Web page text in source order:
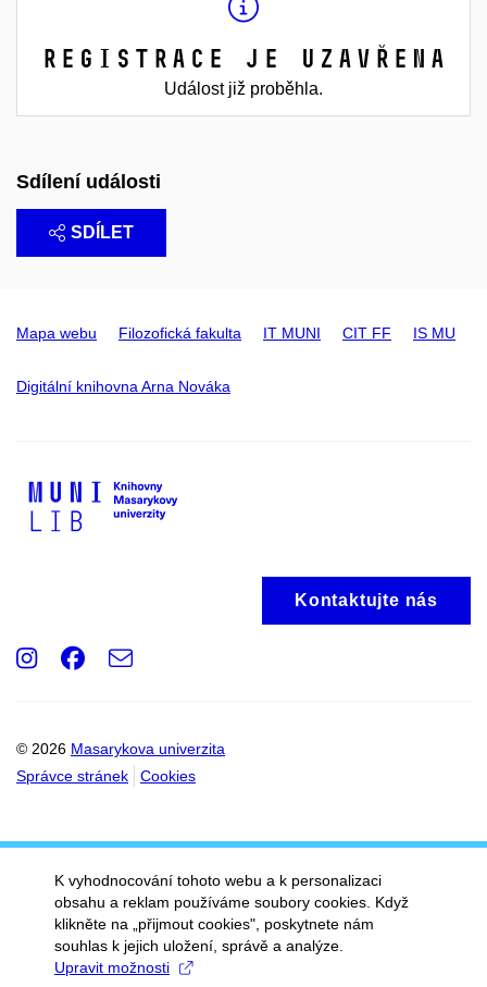
Registrace je uzavřena
Událost již proběhla.
Sdílení události
SDÍLET
Mapa webu Filozofická fakulta IT MUNI CIT FF IS MU
Digitální knihovna Arna Nováka
Kontaktujte nás
© 2026 Masarykova univerzita
Správce stránek
Cookies
Instagram
Facebook
e-
K vyhodnocování tohoto webu a k personalizaci
obsahu a reklam používáme soubory cookies. Když
klikněte na „přijmout cookies", poskytnete nám
souhlas k jejich uložení, správě a analýze.
Upravit možnosti